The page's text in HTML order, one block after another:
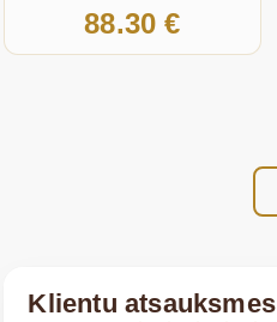
88.30 €
Klientu atsauksmes